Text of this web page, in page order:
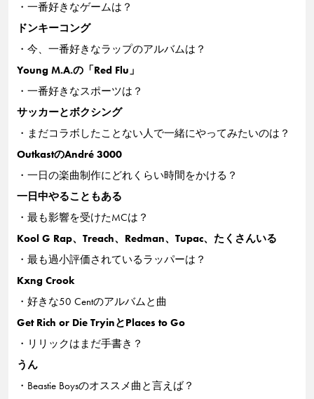
・一番好きなゲームは？
ドンキーコング
・今、一番好きなラップのアルバムは？
Young M.A.の「Red Flu」
・一番好きなスポーツは？
サッカーとボクシング
・まだコラボしたことない人で一緒にやってみたいのは？
OutkastのAndré 3000
・一日の楽曲制作にどれくらい時間をかける？
一日中やることもある
・最も影響を受けたMCは？
Kool G Rap、Treach、Redman、Tupac、たくさんいる
・最も過小評価されているラッパーは？
Kxng Crook
・好きな50 Centのアルバムと曲
Get Rich or Die TryinとPlaces to Go
・リリックはまだ手書き？
うん
・Beastie Boysのオススメ曲と言えば？